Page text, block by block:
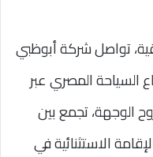
تواصل شركة أبوظبي
السياحة المصري عبر
الوجهة، تجمع بين
الاستثنائية في